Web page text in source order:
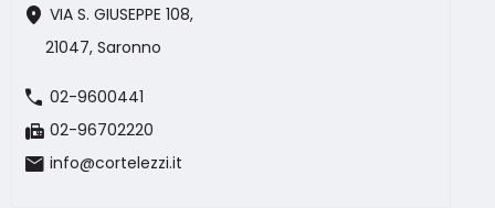
location_on VIA S. GIUSEPPE 108,
21047, Saronno
call 02-9600441
fax 02-96702220
mail info@cortelezzi.it